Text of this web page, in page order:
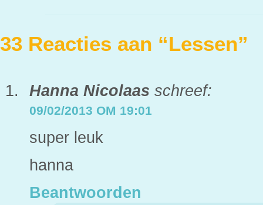
33 Reacties aan “Lessen”
Hanna Nicolaas schreef:
09/02/2013 OM 19:01
super leuk
hanna
Beantwoorden